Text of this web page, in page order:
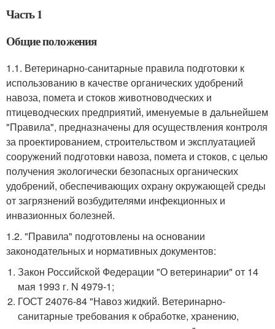
Часть 1
Общие положения
1.1. Ветеринарно-санитарные правила подготовки к
использованию в качестве органических удобрений
навоза, помета и стоков животноводческих и
птицеводческих предприятий, именуемые в дальнейшем
"Правила", предназначены для осуществления контроля
за проектированием, строительством и эксплуатацией
сооружений подготовки навоза, помета и стоков, с целью
получения экологически безопасных органических
удобрений, обеспечивающих охрану окружающей среды
от загрязнений возбудителями инфекционных и
инвазионных болезней.
1.2. "Правила" подготовлены на основании
законодательных и нормативных документов:
Закон Российской Федерации "О ветеринарии" от 14
мая 1993 г. N 4979-1;
ГОСТ 24076-84 "Навоз жидкий. Ветеринарно-
санитарные требования к обработке, хранению,